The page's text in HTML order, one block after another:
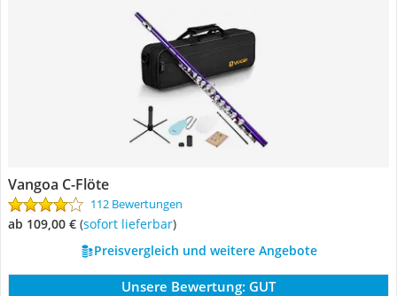
Vangoa C-Flöte
112 Bewertungen
ab 109,00 € ( Sofort lieferbar)
Preisvergleich und weitere Angebote
Unsere Bewertung: GUT